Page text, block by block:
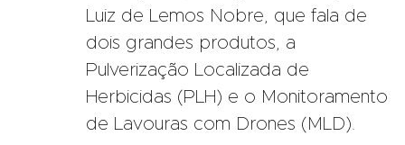
Luiz de Lemos Nobre, que fala de
dois grandes produtos, a
Pulverização Localizada de
Herbicidas (PLH) e o Monitoramento
de Lavouras com Drones (MLD).